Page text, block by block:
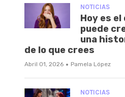
NOTICIAS
Hoy es
puede
una
de lo que crees
Abril 01, 2026 · Pamela López
NOTICIAS